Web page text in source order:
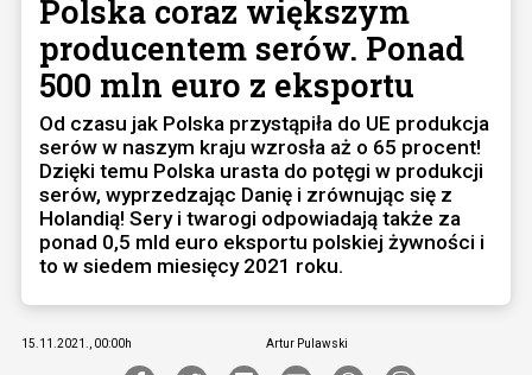
Polska coraz większym
producentem serów. Ponad
500 mln euro z eksportu
Od czasu jak Polska przystąpiła do UE produkcja
serów w naszym kraju wzrosła aż o 65 procent!
Dzięki temu Polska urasta do potęgi w produkcji
serów, wyprzedzając Danię i zrównując się z
Holandią! Sery i twarogi odpowiadają także za
ponad 0,5 mld euro eksportu polskiej żywności i
to w siedem miesięcy 2021 roku.
15.11.2021., 00:00h Artur Pulawski